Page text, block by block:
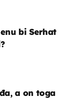
bi Serhat
a on toga